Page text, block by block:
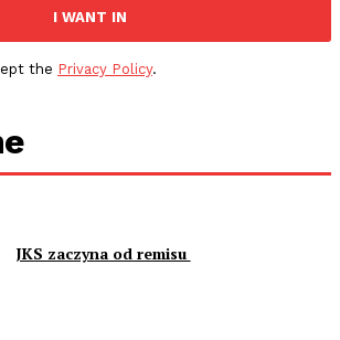
I WANT IN
the Privacy Policy.
JKS zaczyna od remisu